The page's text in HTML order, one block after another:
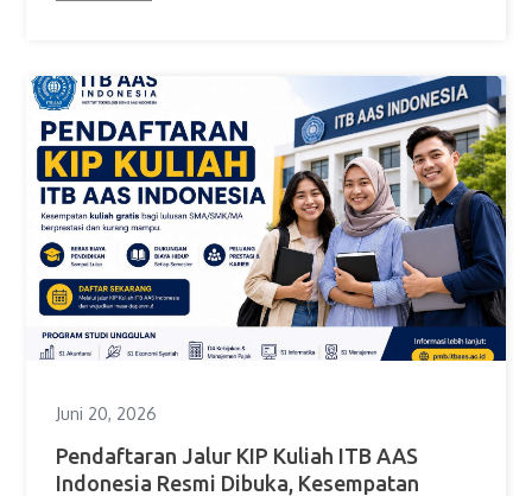
Juni 20, 2026
Pendaftaran Jalur KIP Kuliah ITB AAS
Indonesia Resmi Dibuka, Kesempatan